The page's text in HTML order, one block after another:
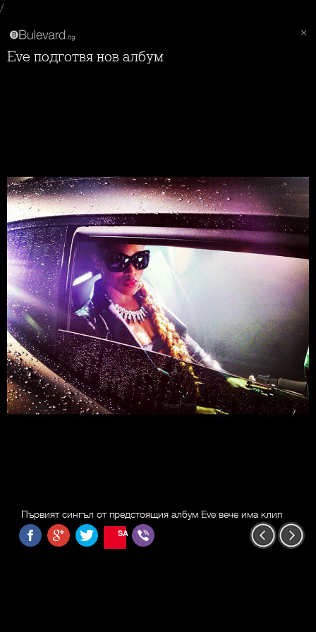
/
Еve подготвя нов албум
Първият сингъл от предстоящия албум Eve вече има клип
SAVE